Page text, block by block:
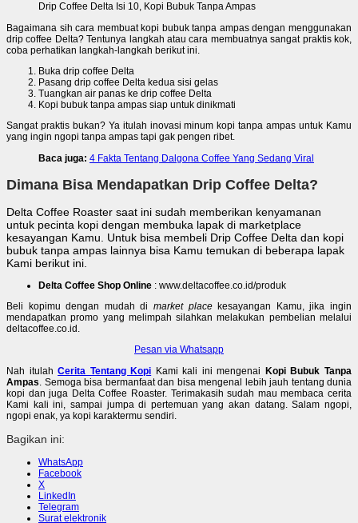
Drip Coffee Delta Isi 10, Kopi Bubuk Tanpa Ampas
Bagaimana sih cara membuat kopi bubuk tanpa ampas dengan menggunakan
drip coffee Delta? Tentunya langkah atau cara membuatnya sangat praktis kok,
coba perhatikan langkah-langkah berikut ini.
Buka drip coffee Delta
Pasang drip coffee Delta kedua sisi gelas
Tuangkan air panas ke drip coffee Delta
Kopi bubuk tanpa ampas siap untuk dinikmati
Sangat praktis bukan? Ya itulah inovasi minum kopi tanpa ampas untuk Kamu
yang ingin ngopi tanpa ampas tapi gak pengen ribet.
Baca juga: 4 Fakta Tentang Dalgona Coffee Yang Sedang Viral
Dimana Bisa Mendapatkan Drip Coffee Delta?
Delta Coffee Roaster saat ini sudah memberikan kenyamanan
untuk pecinta kopi dengan membuka lapak di marketplace
kesayangan Kamu. Untuk bisa membeli Drip Coffee Delta dan kopi
bubuk tanpa ampas lainnya bisa Kamu temukan di beberapa lapak
Kami berikut ini.
Delta Coffee Shop Online : www.deltacoffee.co.id/produk
Beli kopimu dengan mudah di market placekesayangan Kamu, jika ingin
mendapatkan promo yang melimpah silahkan melakukan pembelian melalui
deltacoffee.co.id.
Pesan via Whatsapp
Nah itulahCerita Tentang Kopi Kami kali ini mengenai Kopi Bubuk Tanpa
Ampas . Semoga bisa bermanfaat dan bisa mengenal lebih jauh tentang dunia
kopi dan juga Delta Coffee Roaster. Terimakasih sudah mau membaca cerita
Kami kali ini, sampai jumpa di pertemuan yang akan datang. Salam ngopi,
ngopi enak, ya kopi karaktermu sendiri.
Bagikan ini:
WhatsApp
Facebook
X
LinkedIn
Telegram
Surat elektronik